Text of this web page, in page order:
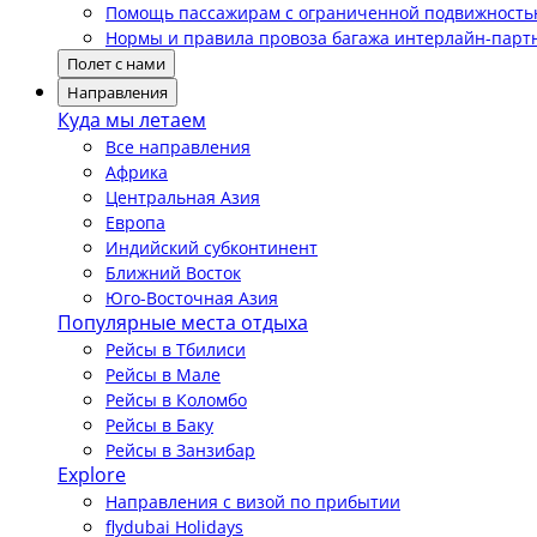
Помощь пассажирам с ограниченной
Нормы и правила провоза багажа интерлайн-
Полет с нами
Направления
Куда мы летаем
Все направления
Африка
Центральная Азия
Европа
Индийский субконтинент
Ближний Восток
Юго-Восточная Азия
Популярные места отдыха
Рейсы в Тбилиси
Рейсы в Мале
Рейсы в Коломбо
Рейсы в Баку
Рейсы в Занзибар
Explore
Направления с визой по прибытии
flydubai Holidays